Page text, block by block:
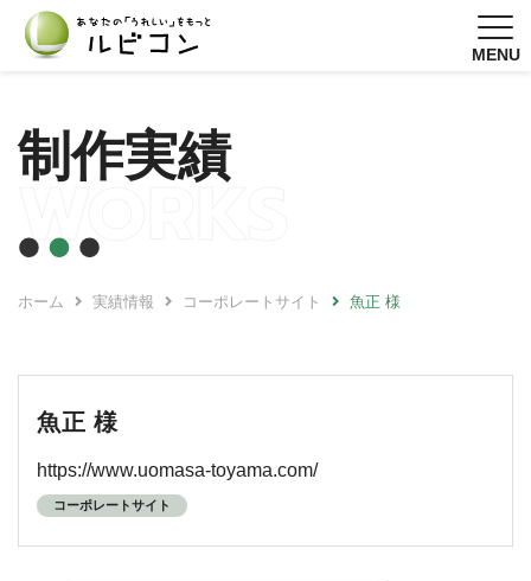
MENU
制作実績
WORKS
ホーム 実績情報 コーポレートサイト 魚正 様
魚正 様
https://www.uomasa-toyama.com/
コーポレートサイト